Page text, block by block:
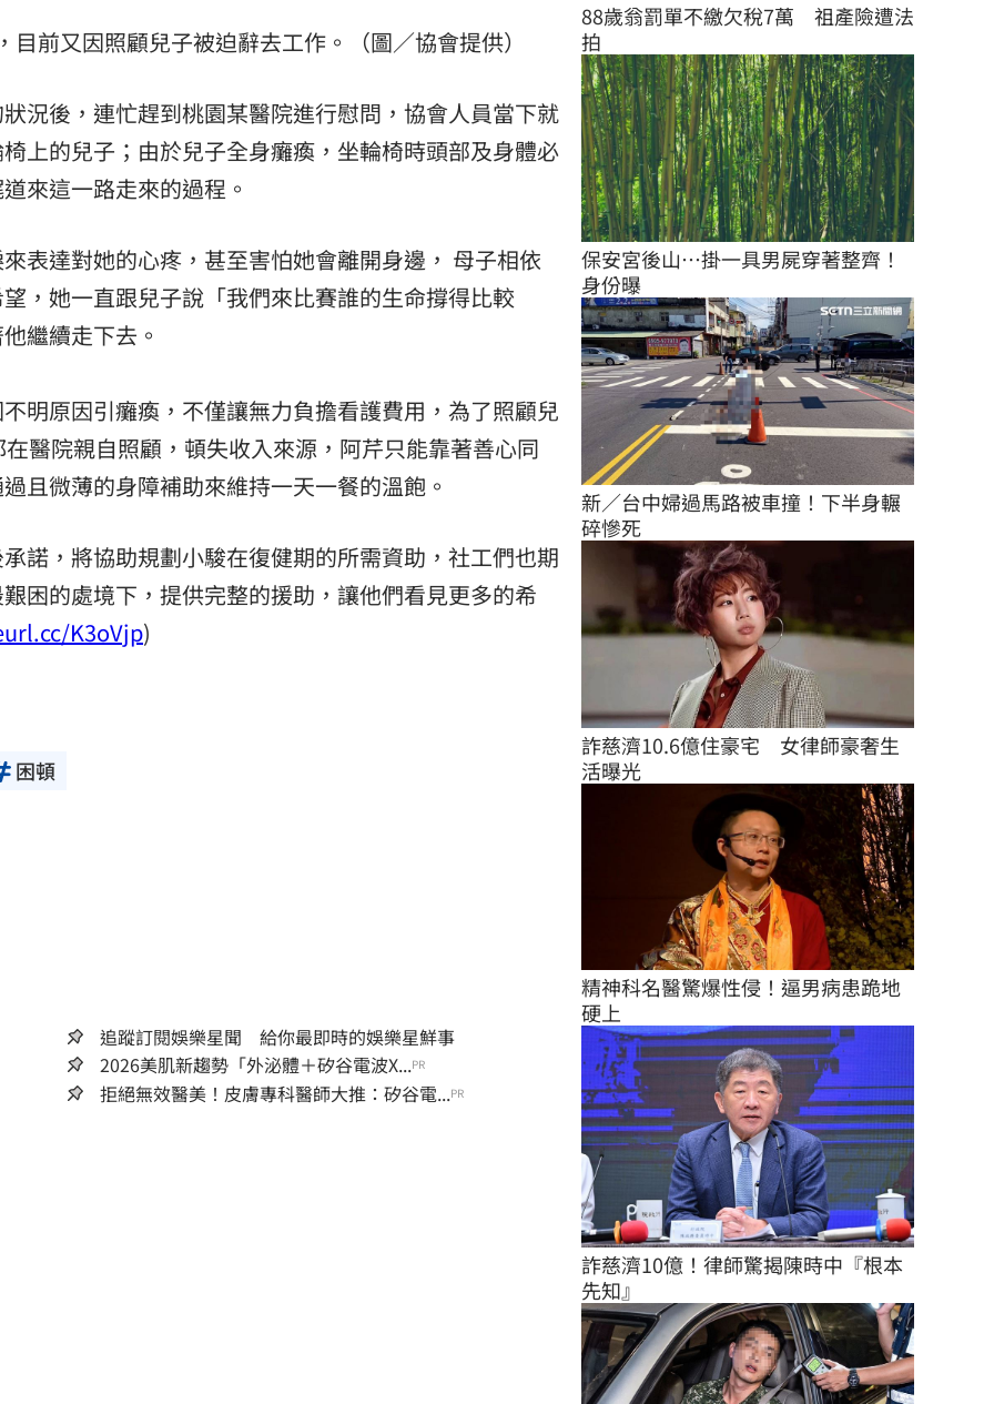
前又因照顧兒子被迫辭去工作。（圖／協會提供）
況後，連忙趕到桃園某醫院進行慰問，協會人員當下就
上的兒子；由於兒子全身癱瘓，坐輪椅時頭部及身體必
來這一路走來的過程。
表達對她的心疼，甚至害怕她會離開身邊， 母子相依
，她一直跟兒子說「我們來比賽誰的生命撐得比較
繼續走下去。
明原因引癱瘓，不僅讓無力負擔看護費用，為了照顧兒
醫院親自照顧，頓失收入來源，阿芹只能靠著善心同
且微薄的身障補助來維持一天一餐的溫飽。
諾，將協助規劃小駿在復健期的所需資助，社工們也期
困的處境下，提供完整的援助，讓他們看見更多的希
K3oVjp)
困頓
追蹤訂閱娛樂星聞 給你最即時的娛樂星鮮事
2026美肌新趨勢「外泌體＋矽谷電波X...PR
拒絕無效醫美！皮膚專科醫師大推：矽谷電...PR
88歲翁罰單不繳欠稅7萬　祖產險遭法
拍
保安宮後山…掛一具男屍穿著整齊！
身份曝
新／台中婦過馬路被車撞！下半身輾
碎慘死
詐慈濟10.6億住豪宅　女律師豪奢生
活曝光
精神科名醫驚爆性侵！逼男病患跪地
硬上
詐慈濟10億！律師驚揭陳時中『根本
先知』